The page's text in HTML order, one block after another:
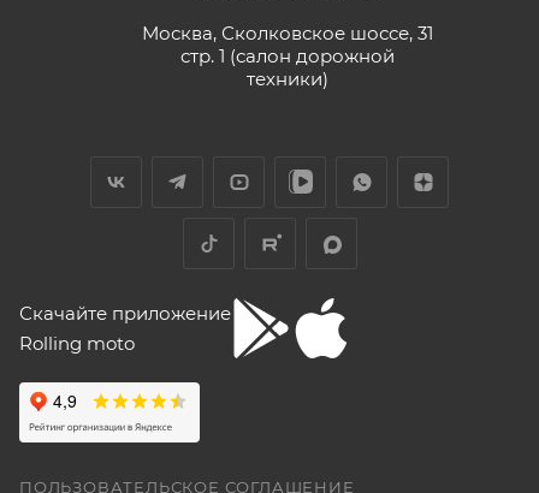
Москва, Сколковское шоссе, 31
стр. 1 (салон дорожной
техники)
Скачайте приложение
Rolling moto
ПОЛЬЗОВАТЕЛЬСКОЕ СОГЛАШЕНИЕ